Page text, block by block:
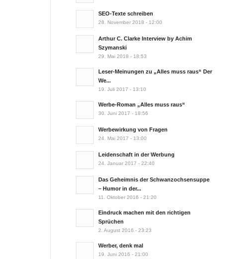
SEO-Texte schreiben
28. November 2018 - 12:00
Arthur C. Clarke Interview by Achim
Szymanski
29. Mai 2018 - 18:53
Leser-Meinungen zu „Alles muss raus“ Der
We...
19. Juli 2017 - 13:10
Werbe-Roman „Alles muss raus“
30. Juni 2017 - 18:56
Werbewirkung von Fragen
24. Mai 2017 - 13:00
Leidenschaft in der Werbung
24. Januar 2017 - 22:40
Das Geheimnis der Schwanzochsensuppe
– Humor in der...
11. Oktober 2016 - 21:20
Eindruck machen mit den richtigen
Sprüchen
2. August 2016 - 23:23
Werber, denk mal
19. Juni 2016 - 21:00